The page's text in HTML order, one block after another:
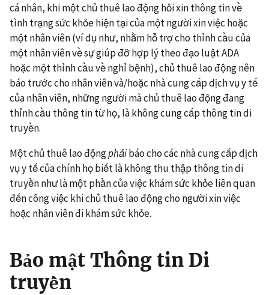
cá nhân, khi một chủ thuê lao động hỏi xin thông tin về
tình trạng sức khỏe hiện tại của một người xin việc hoặc
một nhân viên (ví dụ như, nhằm hỗ trợ cho thỉnh cầu của
một nhân viên về sự giúp đỡ hợp lý theo đạo luật ADA
hoặc một thỉnh cầu về nghỉ bệnh), chủ thuê lao động nên
báo trước cho nhân viên và/hoặc nhà cung cấp dịch vụ y tế
của nhân viên, những người mà chủ thuê lao động đang
thỉnh cầu thông tin từ họ, là không cung cấp thông tin di
truyền.
Một chủ thuê lao độngphảibáo cho các nhà cung cấp dịch
vụ y tế của chính họ biết là không thu thập thông tin di
truyền như là một phần của việc khám sức khỏe liên quan
đến công việc khi chủ thuê lao động cho người xin việc
hoặc nhân viên đi khám sức khỏe.
Bảo mật Thông tin Di
truyền